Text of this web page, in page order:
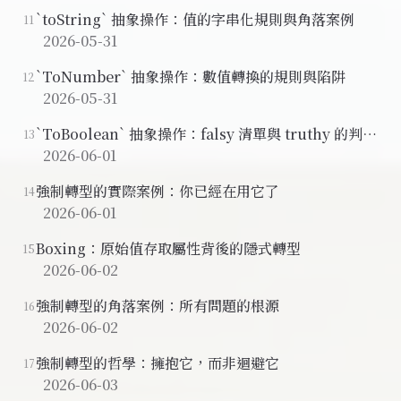
11 `toString` 抽象操作：值的字串化規則與角落案例
2026-05-31
12 `ToNumber` 抽象操作：數值轉換的規則與陷阱
2026-05-31
13`ToBoolean` 抽象操作：falsy 清單與 truthy 的判斷
邏輯
2026-06-01
14強制轉型的實際案例：你已經在用它了
2026-06-01
15Boxing：原始值存取屬性背後的隱式轉型
2026-06-02
16強制轉型的角落案例：所有問題的根源
2026-06-02
17強制轉型的哲學：擁抱它，而非迴避它
2026-06-03